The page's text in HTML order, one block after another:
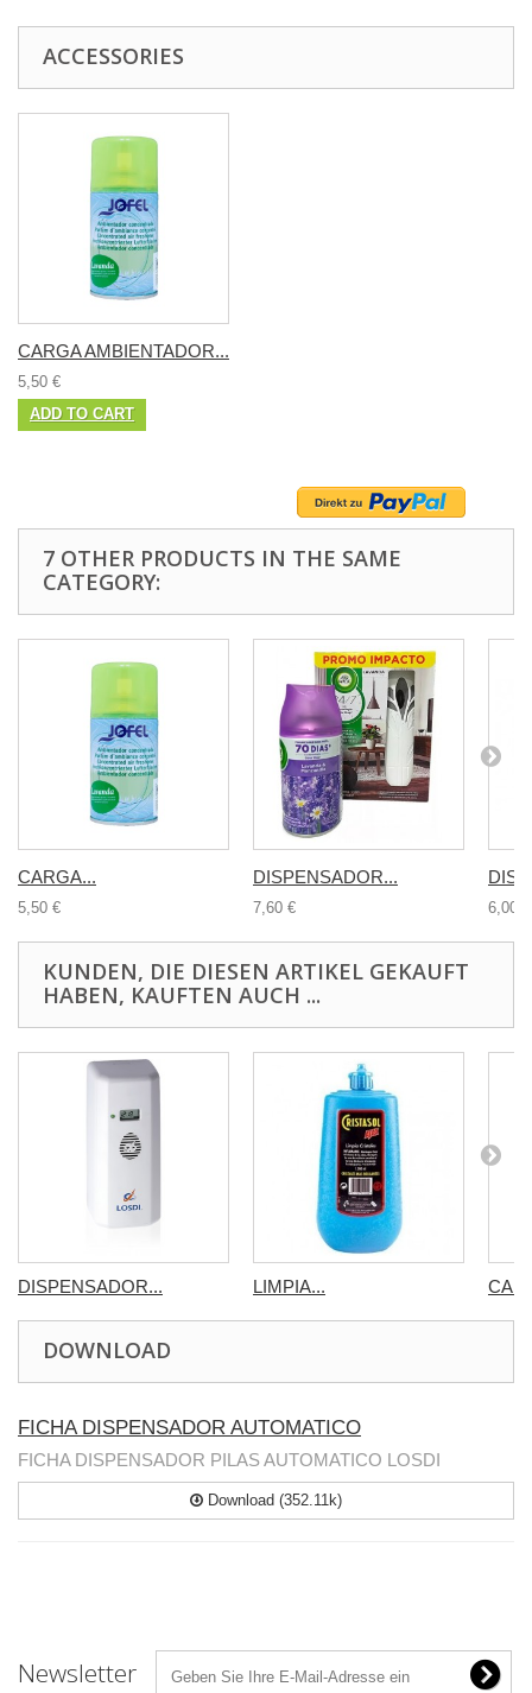
ACCESSORIES
CARGA AMBIENTADOR...
5,50 €
ADD TO CART
7 OTHER PRODUCTS IN THE SAME
CATEGORY:
CARGA...
5,50 €
DISPENSADOR...
7,60 € 6,00 €
KUNDEN, DIE DIESEN ARTIKEL GEKAUFT
HABEN, KAUFTEN AUCH ...
DISPENSADOR... LIMPIA...
DOWNLOAD
FICHA DISPENSADOR AUTOMATICO
FICHA DISPENSADOR PILAS AUTOMATICO LOSDI
Download (352.11k)
Newsletter